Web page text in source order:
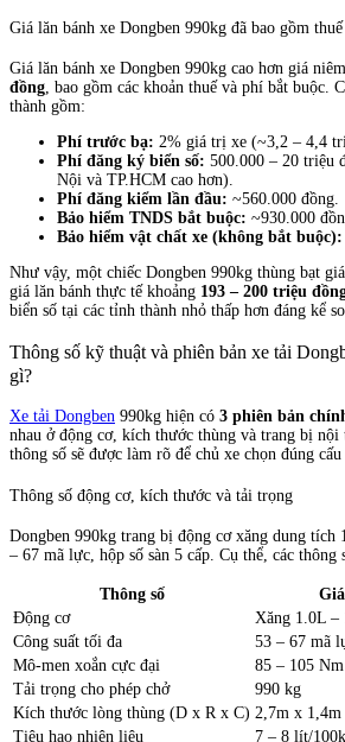
Giá lăn bánh xe Dongben 990kg đã bao gồm
Giá lăn bánh xe Dongben 990kg cao hơn giá
đồng, bao gồm các khoản thuế và phí bắt buộc.
thành gồm:
Phí trước bạ: 2% giá trị xe (~3,2 – 4,4
Phí đăng ký biển số: 500.000 – 20 triệu
Nội và TP.HCM cao hơn).
Phí đăng kiểm lần đầu: ~560.000 đồng.
Bảo hiểm TNDS bắt buộc: ~930.000
Bảo hiểm vật chất xe (không bắt buộc):
Như vậy, một chiếc Dongben 990kg thùng bạt
giá lăn bánh thực tế khoảng 193 – 200 triệu
biển số tại các tỉnh thành nhỏ thấp hơn đáng kể
Thông số kỹ thuật và phiên bản xe tải
gì?
Xe tải Dongben 990kg hiện có 3 phiên bản
nhau ở động cơ, kích thước thùng và trang bị
thông số sẽ được làm rõ để chủ xe chọn đúng
Thông số động cơ, kích thước và tải trọng
Dongben 990kg trang bị động cơ xăng dung tích
– 67 mã lực, hộp số sàn 5 cấp. Cụ thể, các thông
Thông số
Động cơ
Xăng 1.0L
Công suất tối đa
53 – 67 mã
Mô-men xoắn cực đại
85 – 105 Nm
Tải trọng cho phép chở
990 kg
Kích thước lòng thùng (D x R x C) 2,7m x
Tiêu hao nhiên liệu
7 – 8 lít/